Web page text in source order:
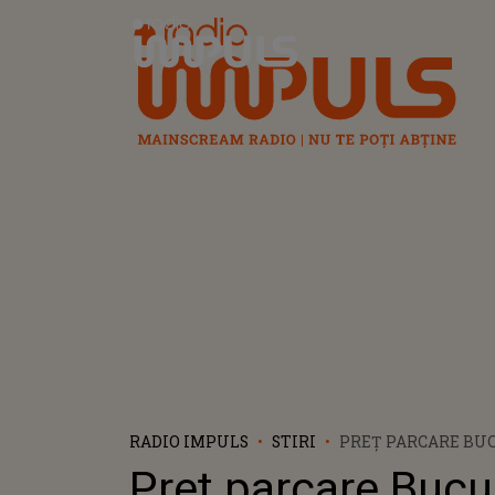
Radio Impuls
RADIO IMPULS STIRI
PREȚ PARCARE
ACHIȚI TAXA DE